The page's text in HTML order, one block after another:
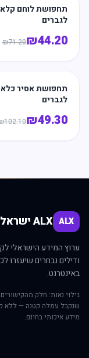
תחפושת לוחם
לגברים
₪44.20
₪71.20
תחפושת אסיר כלא
לגברים
₪49.30
102.10
ALX ALX ישראל
ערוץ המידע הישראלי
ודילים נבחרים שיעזרו
באינטרנט.
גילוי נאות: חלק
שנקבל עמלה קטנה — ללא
מידע איכותי בחינם.